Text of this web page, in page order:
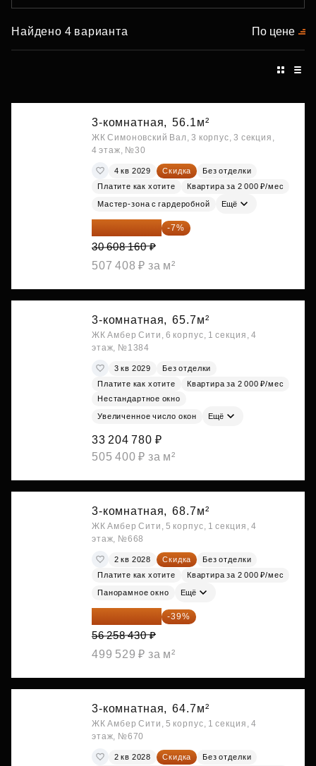
Найдено 4 варианта По цене
3-комнатная, 56.1м²
ЖК Симоновский Вал, 3 корпус, 3 секция,
4 этаж, №30
4 кв 2029 Скидка
Без отделки
Платите как хотите
Квартира за 2 000 ₽/мес
Мастер-зона с гардеробной Ещё
28 465 589 ₽ -7%
30 608 160 ₽
507 408 ₽ за м²
3-комнатная, 65.7м²
ЖК Амбер Сити, 6 корпус, 1 секция, 4
этаж, №1384
3 кв 2029
Без отделки
Платите как хотите
Квартира за 2 000 ₽/мес
Нестандартное окно
Увеличенное число окон Ещё
33 204 780 ₽
505 400 ₽ за м²
3-комнатная, 68.7м²
ЖК Амбер Сити, 5 корпус, 1 секция, 4
этаж, №668
2 кв 2028 Скидка
Без отделки
Платите как хотите
Квартира за 2 000 ₽/мес
Панорамное окно Ещё
34 317 642 ₽ -39%
56 258 430 ₽
499 529 ₽ за м²
3-комнатная, 64.7м²
ЖК Амбер Сити, 5 корпус, 1 секция, 4
этаж, №670
2 кв 2028 Скидка
Без отделки